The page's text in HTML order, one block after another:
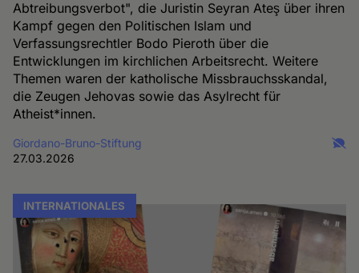
Abtreibungsverbot", die Juristin Seyran Ateş über ihren
Kampf gegen den Politischen Islam und
Verfassungsrechtler Bodo Pieroth über die
Entwicklungen im kirchlichen Arbeitsrecht. Weitere
Themen waren der katholische Missbrauchsskandal,
die Zeugen Jehovas sowie das Asylrecht für
Atheist*innen.
Giordano-Bruno-Stiftung
27.03.2026
INTERNATIONALES